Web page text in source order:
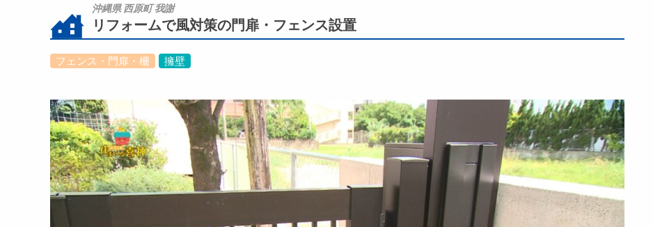
沖縄県 西原町 我謝
リフォームで風対策の門扉・フェンス設置
フェンス・門扉・柵 擁壁